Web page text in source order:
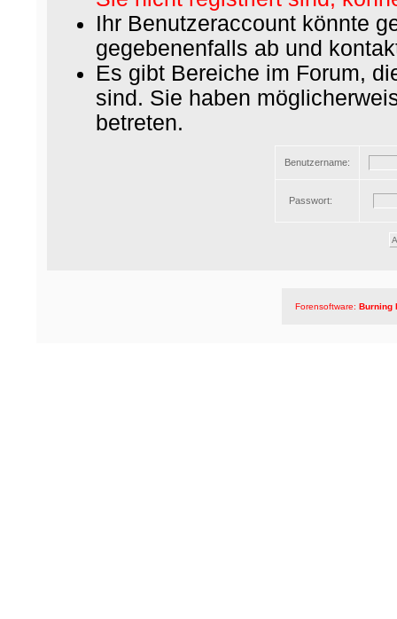
Ihr Benutzeraccount könnte
gegebenenfalls ab und
Es gibt Bereiche im Forum,
sind. Sie haben
betreten.
Benutzername:
Passwort:
Forensoftware: Burning